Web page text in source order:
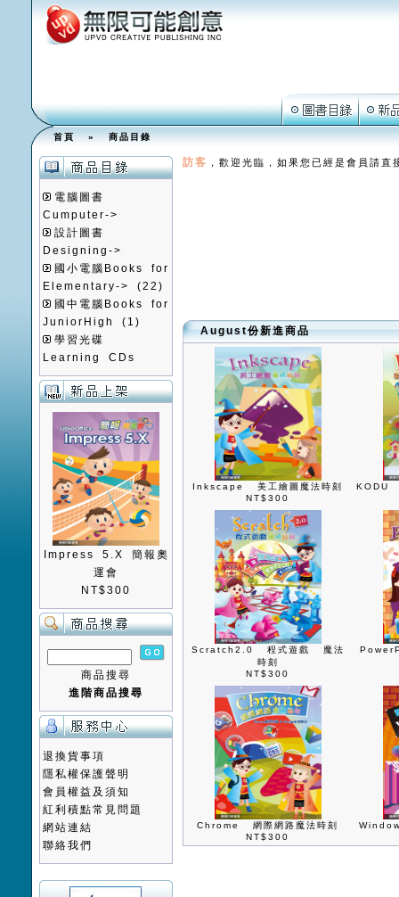
首頁»商品目錄
電腦圖書
Cumputer->
設計圖書
Designing->
國小電腦Books for
Elementary->
(22)
國中電腦Books for
JuniorHigh
(1)
學習光碟
Learning CDs
Impress 5.X 簡報奧
運會
NT$300
商品搜尋
進階商品搜尋
退換貨事項
隱私權保護聲明
會員權益及須知
紅利積點常見問題
網站連結
聯絡我們
訪客 ，歡迎光臨，如果您已經是會員請直
August份新進商品
Inkscape 美工繪圖魔法時刻
NT$300
KODU
Scratch2.0 程式遊戲 魔法
時刻
NT$300
Chrome 網際網路魔法時刻
NT$300